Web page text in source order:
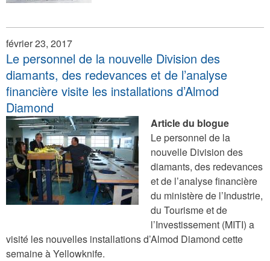
février 23, 2017
Le personnel de la nouvelle Division des
diamants, des redevances et de l’analyse
financière visite les installations d’Almod
Diamond
Article du blogue
Le personnel de la
nouvelle Division des
diamants, des redevances
et de l’analyse financière
du ministère de l’Industrie,
du Tourisme et de
l’Investissement (MITI) a
visité les nouvelles installations d’Almod Diamond cette
semaine à Yellowknife.